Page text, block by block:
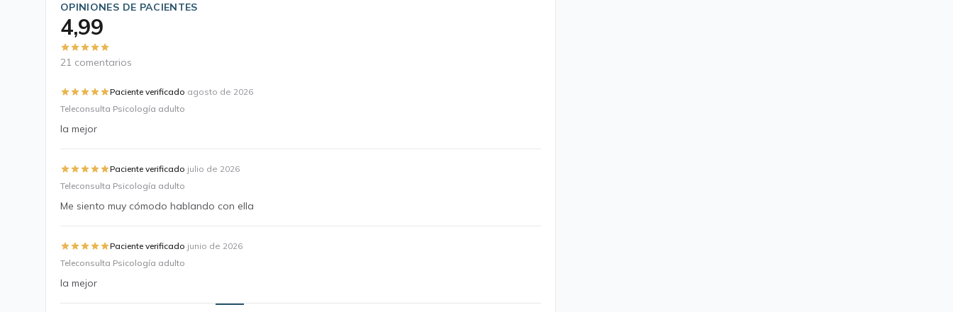
OPINIONES DE PACIENTES
4,99
21 comentarios
Paciente verificado·agosto de 2026
Teleconsulta Psicología adulto
la mejor
Paciente verificado·julio de 2026
Teleconsulta Psicología adulto
Me siento muy cómodo hablando con ella
Paciente verificado·junio de 2026
Teleconsulta Psicología adulto
la mejor